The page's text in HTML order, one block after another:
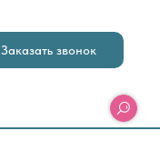
Заказать звонок